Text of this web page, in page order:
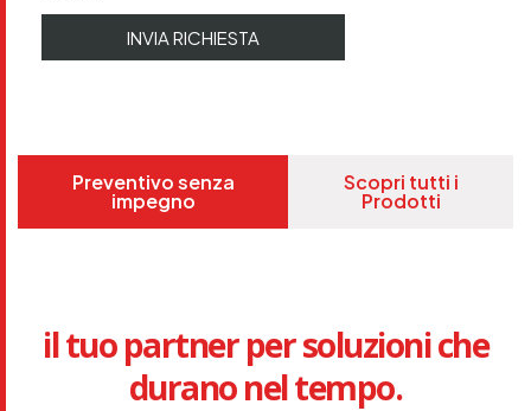
Preventivo senza
impegno
Scopri tutti i
Prodotti
il tuo partner per soluzioni che
durano nel tempo.